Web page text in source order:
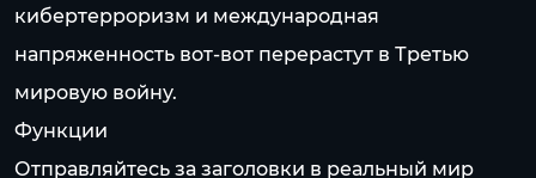
кибертерроризм и международная
напряженность вот-вот перерастут в Третью
мировую войну.
Функции
Отправляйтесь за заголовки в реальный мир